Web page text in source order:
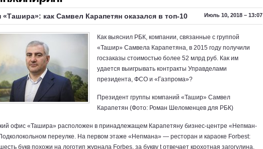
«Ташира»: как Самвел Карапетян оказался в топ-10 Июль 10, 2018 – 13:07
Как выяснил РБК, компании, связанные с группой
«Ташир» Самвела Карапетяна, в 2015 году получили
госзаказы стоимостью более 52 млрд руб. Как им
удается выигрывать контракты Управделами
президента, ФСО и «Газпрома»?
Президент группы компаний «Ташир» Самвел
Карапетян (Фото: Роман Шеломенцев для РБК)
офис «Ташира» расположен в принадлежащем Карапетяну бизнес-центре «Непман-
переулке. На первом этаже «Непмана» — ресторан и караоке Forbest:
букв похожи на логотип журнала Forbes, за букву t отвечает крохотная загогулина.